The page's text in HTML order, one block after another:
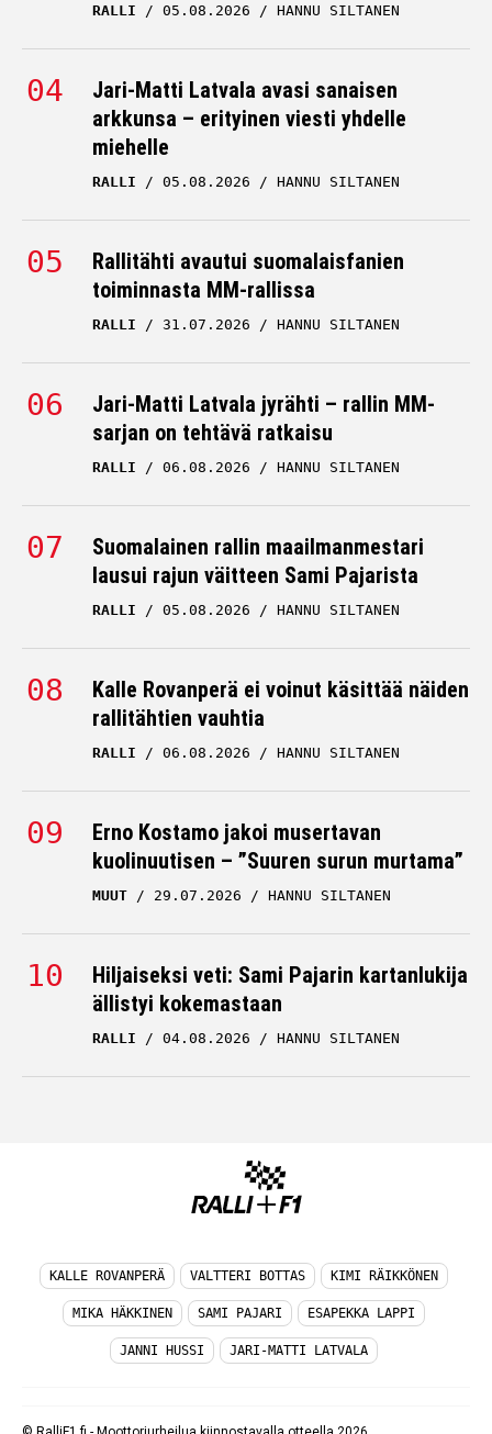
RALLI 05.08.2026 HANNU SILTANEN
Jari-Matti Latvala avasi sanaisen
arkkunsa – erityinen viesti yhdelle
miehelle
RALLI 05.08.2026 HANNU SILTANEN
Rallitähti avautui suomalaisfanien
toiminnasta MM-rallissa
RALLI 31.07.2026 HANNU SILTANEN
Jari-Matti Latvala jyrähti – rallin MM-
sarjan on tehtävä ratkaisu
RALLI 06.08.2026 HANNU SILTANEN
Suomalainen rallin maailmanmestari
lausui rajun väitteen Sami Pajarista
RALLI 05.08.2026 HANNU SILTANEN
Kalle Rovanperä ei voinut käsittää näiden
rallitähtien vauhtia
RALLI 06.08.2026 HANNU SILTANEN
Erno Kostamo jakoi musertavan
kuolinuutisen – ”Suuren surun murtama”
MUUT 29.07.2026 HANNU SILTANEN
Hiljaiseksi veti: Sami Pajarin kartanlukija
ällistyi kokemastaan
RALLI 04.08.2026 HANNU SILTANEN
KALLE ROVANPERÄ VALTTERI BOTTAS KIMI RÄIKKÖNEN
MIKA HÄKKINEN SAMI PAJARI ESAPEKKA LAPPI
JANNI HUSSI JARI-MATTI LATVALA